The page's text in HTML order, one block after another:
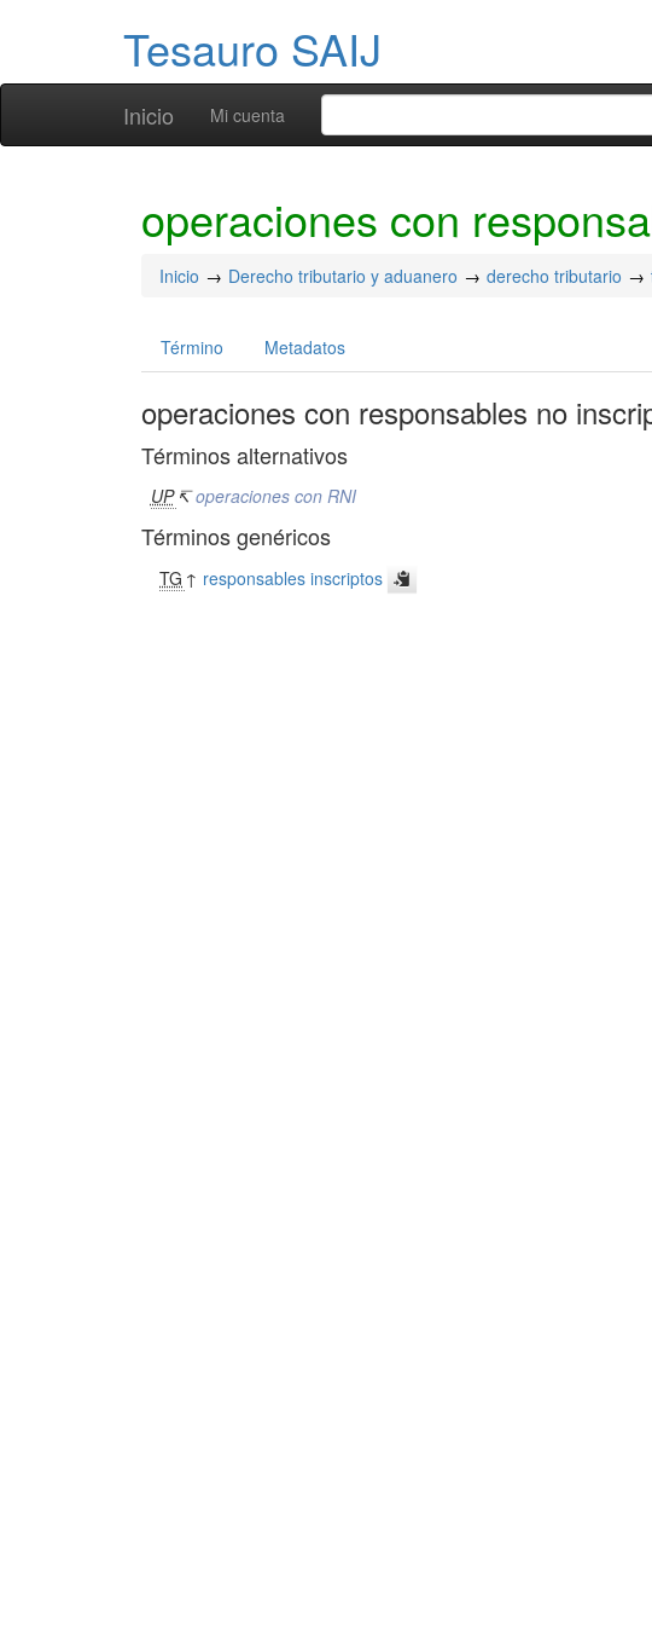
Tesauro SAIJ
Inicio Mi cuenta
operaciones con
Inicio Derecho tributario y aduanero derecho tributario
Término Metadatos
operaciones con responsables no
Términos alternativos
UP ↸operaciones con RNI
Términos genéricos
TG ↑ responsables inscriptos